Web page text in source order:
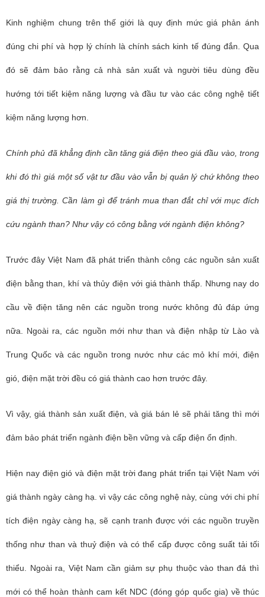
Kinh nghiệm chung trên thế giới là quy định mức giá phản ánh
đúng chi phí và hợp lý chính là chính sách kinh tế đúng đắn. Qua
đó sẽ đảm bảo rằng cả nhà sản xuất và người tiêu dùng đều
hướng tới tiết kiệm năng lượng và đầu tư vào các công nghệ tiết
kiệm năng lượng hơn.
Chính phủ đã khẳng định cần tăng giá điện theo giá đầu vào, trong
khi đó thì giá một số vật tư đầu vào vẫn bị quản lý chứ không theo
giá thị trường. Cần làm gì để tránh mua than đắt chỉ với mục đích
cứu ngành than? Như vậy có công bằng với ngành điện không?
Trước đây Việt Nam đã phát triển thành công các nguồn sản xuất
điện bằng than, khí và thủy điện với giá thành thấp. Nhưng nay do
cầu về điện tăng nên các nguồn trong nước không đủ đáp ứng
nữa. Ngoài ra, các nguồn mới như than và điện nhập từ Lào và
Trung Quốc và các nguồn trong nước như các mỏ khí mới, điện
gió, điện mặt trời đều có giá thành cao hơn trước đây.
Vì vậy, giá thành sản xuất điện, và giá bán lẻ sẽ phải tăng thì mới
đảm bảo phát triển ngành điện bền vững và cấp điện ổn định.
Hiện nay điện gió và điện mặt trời đang phát triển tại Việt Nam với
giá thành ngày càng hạ. vì vậy các công nghệ này, cùng với chi phí
tích điện ngày càng hạ, sẽ cạnh tranh được với các nguồn truyền
thống như than và thuỷ điện và có thể cấp được công suất tải tối
thiểu. Ngoài ra, Việt Nam cần giảm sự phụ thuộc vào than đá thì
mới có thể hoàn thành cam kết NDC (đóng góp quốc gia) về thúc